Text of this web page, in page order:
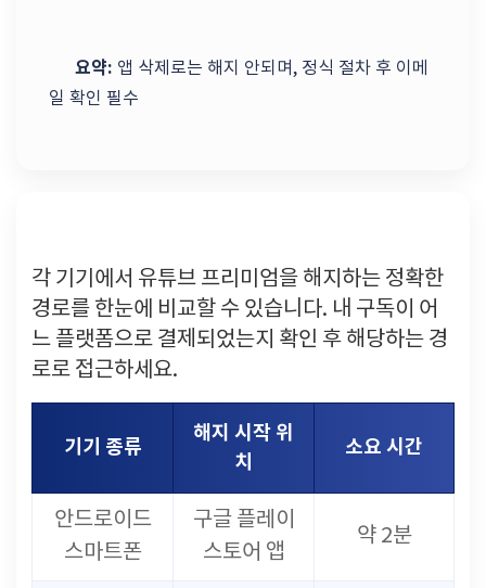
요약: 앱 삭제로는 해지 안되며, 정식 절차 후 이메
일 확인 필수
각 기기에서 유튜브 프리미엄을 해지하는 정확한
경로를 한눈에 비교할 수 있습니다. 내 구독이 어
느 플랫폼으로 결제되었는지 확인 후 해당하는 경
로로 접근하세요.
기기 종류
해지 시작 위
치
소요 시간
안드로이드
스마트폰
구글 플레이
스토어 앱
약 2분